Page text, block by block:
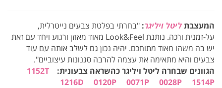
המעצבתליטל ויליגר: "בחרתי בפלטת צבעים נייטרלית,
על-זמנית ורכה. נותנת Look&Feel מאוד מאוזן ורגוע ויחד עם זאת
יש בה משהו מאוד מתוחכם. יהיה נכון גם לשלב אותה עם עוד
צבעים והיא מתאימה את עצמה להרבה סגנונות עיצוביים".
הגוונים שבחרה ליטל ויליגר כהשראה צבעונית:
1152T
1216D
0120P 0071P 0028P 1514P